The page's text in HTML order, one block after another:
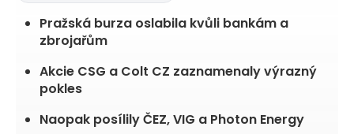
Pražská burza oslabila kvůli bankám a
zbrojařům
Akcie CSG a Colt CZ zaznamenaly výrazný
pokles
Naopak posílily ČEZ, VIG a Photon Energy